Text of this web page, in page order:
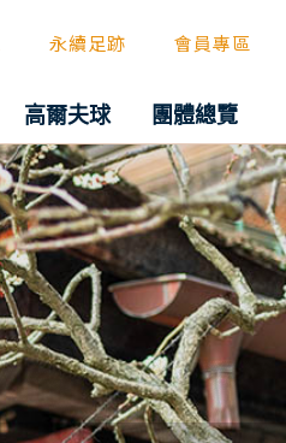
永續足跡 會員專區
高爾夫球 團體總覽